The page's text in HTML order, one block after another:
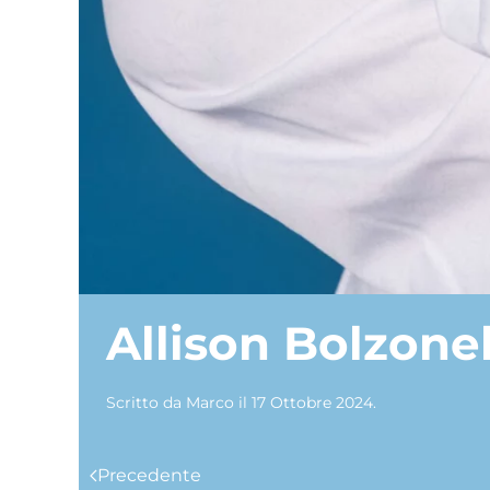
Allison
Scritto da Marco il 17 Ottobre 2024.
Precedente